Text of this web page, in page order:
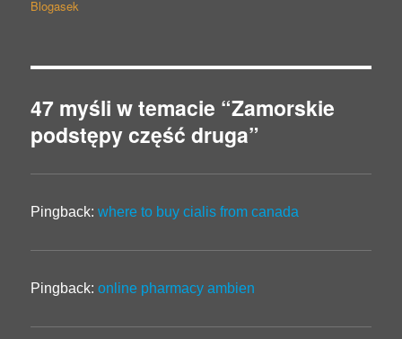
Blogasek
47 myśli w temacie “Zamorskie
podstępy część druga”
Pingback:where to buy cialis from canada
Pingback:online pharmacy ambien